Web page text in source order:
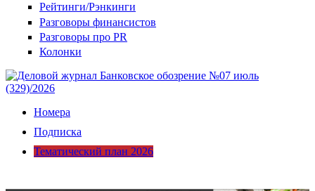
Рейтинги/Рэнкинги
Разговоры финансистов
Разговоры про PR
Колонки
Номера
Подписка
Тематический план 2026